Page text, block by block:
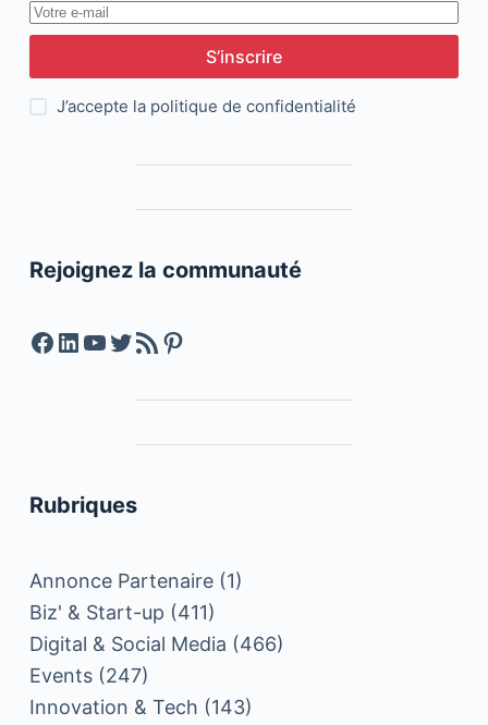
S’inscrire
J’accepte la politique de confidentialité
Rejoignez la communauté
Facebook
LinkedIn
YouTube
Twitter
Feed RSSPinterest
Rubriques
Annonce Partenaire(1)
Biz' & Start-up (411)
Digital & Social Media (466)
Events(247)
Innovation & Tech (143)